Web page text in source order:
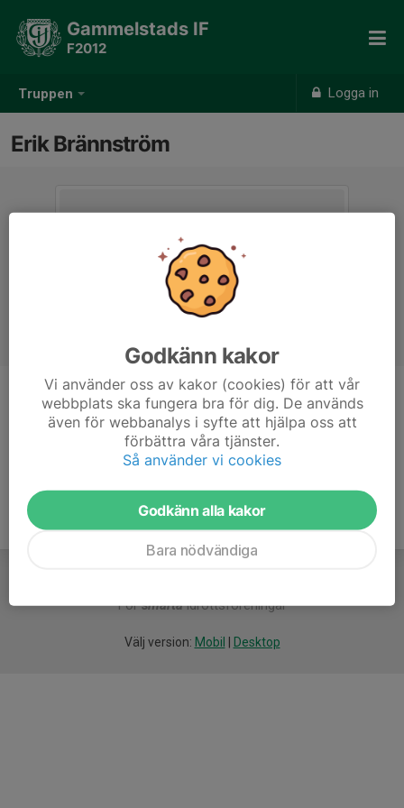
Truppen Logga in
Gammelstads IF
F2012
Erik Brännström
Titel
Tränare
Ålder
43 år
Försmartaidrottsföreningar
Välj version: Mobil Desktop
Godkänn kakor
Vi använder oss av kakor (cookies) för att vår
webbplats ska fungera bra för dig. De används
även för webbanalys i syfte att hjälpa oss att
förbättra våra tjänster.
Så använder vi cookies
Godkänn alla kakor
Bara nödvändiga